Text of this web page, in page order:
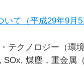
て（平成29年9月5
テクノロジー（環
煤塵，重金属